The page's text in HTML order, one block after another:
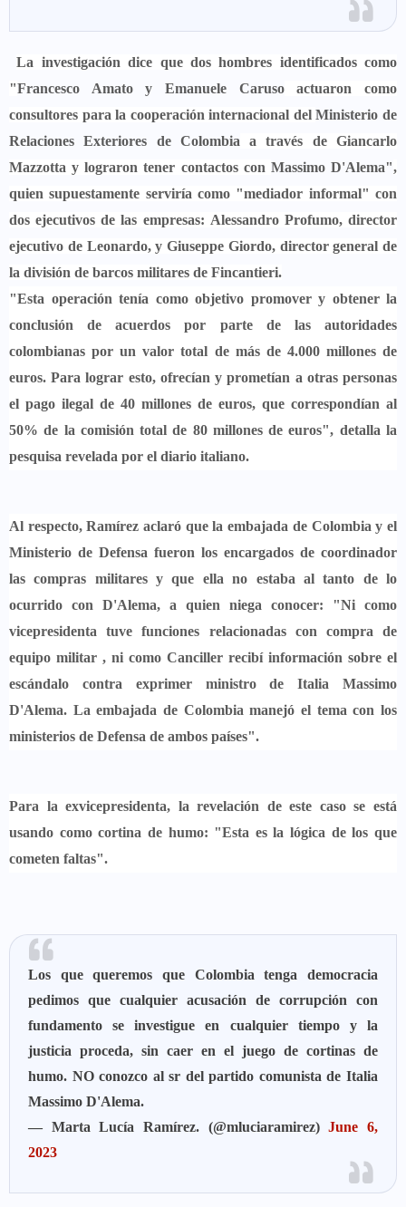
La investigación dice que dos hombres identificados como
"Francesco Amato y Emanuele Caruso
actuaron como
consultores para la cooperación internacional del Ministerio de
Relaciones Exteriores de Colombia
a través de Giancarlo
Mazzotta y lograron tener contactos con Massimo D'Alema",
quien supuestamente serviría como "mediador informal" con
dos ejecutivos de las empresas: Alessandro Profumo, director
ejecutivo de Leonardo, y Giuseppe Giordo, director general de
la división de barcos militares de Fincantieri.
"Esta operación tenía como objetivo promover y obtener la
conclusión de acuerdos por parte de las autoridades
colombianas por un valor total de más de 4.000 millones de
euros. Para lograr esto, ofrecían y prometían a otras personas
el pago ilegal de 40 millones de euros, que correspondían al
50% de la comisión total de 80 millones de euros", detalla la
pesquisa revelada por el diario italiano.
Al respecto, Ramírez aclaró que laembajada de Colombia y el
Ministerio de Defensa fueron los encargados de coordinador
las compras militares y que ella no estaba al tanto de lo
ocurrido con D'Alema, a quien niega conocer: "Ni como
vicepresidenta tuve funciones relacionadas con compra de
equipo militar , ni como Canciller recibí información sobre el
escándalo contra exprimer ministro de Italia Massimo
D'Alema. La embajada de Colombia manejó el tema con los
ministerios de Defensa de ambos países".
Para la exvicepresidenta, la revelación de este caso se está
usando como cortina de humo: "Esta es la lógica de los que
cometen faltas".
Los que queremos que Colombia tenga democracia
pedimos que cualquier acusación de corrupción con
fundamento se investigue en cualquier tiempo y la
justicia proceda, sin caer en el juego de cortinas de
humo. NO conozco al sr del partido comunista de Italia
Massimo D'Alema.
— Marta Lucía Ramírez. (@mluciaramirez)June 6,
2023